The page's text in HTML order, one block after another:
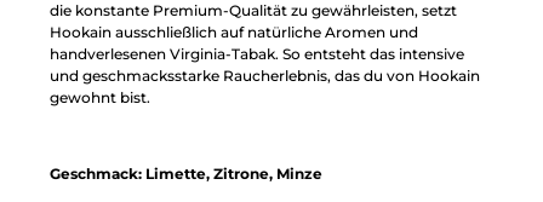
die konstante Premium-Qualität zu gewährleisten, setzt
Hookain ausschließlich auf natürliche Aromen und
handverlesenen Virginia-Tabak. So entsteht das intensive
und geschmacksstarke Raucherlebnis, das du von Hookain
gewohnt bist.
Geschmack: Limette, Zitrone, Minze